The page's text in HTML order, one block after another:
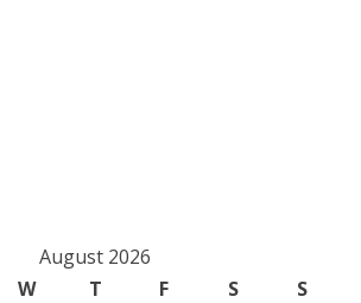
August 2026
W T F S
S